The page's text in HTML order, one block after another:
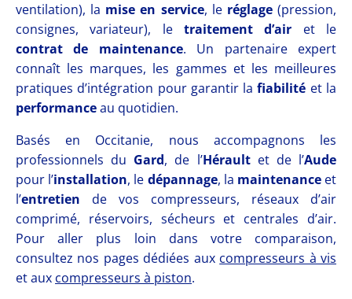
ventilation), la mise en service, le réglage(pression,
consignes, variateur), le traitement d’air et le
contrat de maintenance. Un partenaire expert
connaît les marques, les gammes et les meilleures
pratiques d’intégration pour garantir lafiabilité et la
performanceau quotidien.
Basés en Occitanie, nous accompagnons les
professionnels du Gard, de l’Héraultet de l’Aude
pour l’installation, le dépannage, la maintenanceet
l’entretien de vos compresseurs, réseaux d’air
comprimé, réservoirs, sécheurs et centrales d’air.
Pour aller plus loin dans votre comparaison,
consultez nos pages dédiées aux compresseurs à vis
et aux compresseurs à piston.